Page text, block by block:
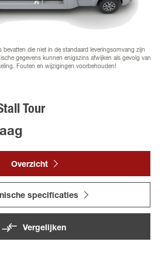
bevatten die niet in de standaard leveringsomvang zijn
gegevens kunnen enigszins afwijken als gevolg van
Fouten en wijzigingen voorbehouden!
Tour
Overzicht
specificaties
Vergelijken